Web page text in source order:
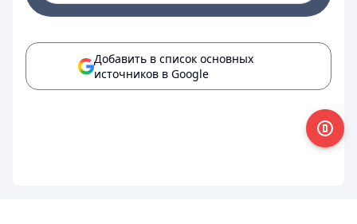
Добавить в список основных
источников в Google